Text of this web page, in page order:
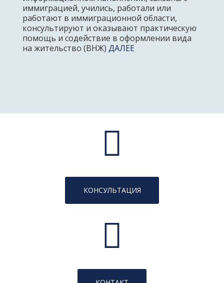
иммиграцией, учились, работали или
работают в иммиграционной области,
консультируют и оказывают практическую
помощь и содействие в оформлении вида
на жительство (ВНЖ) ДАЛЕЕ
КОНСУЛЬТАЦИЯ